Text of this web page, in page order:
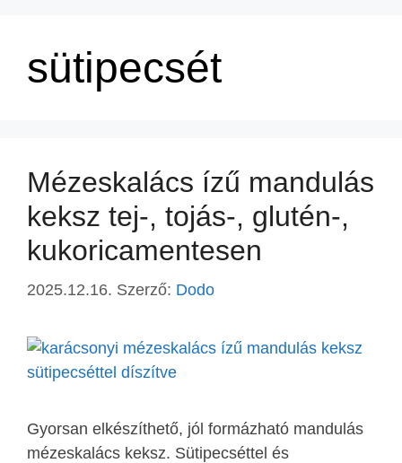
sütipecsét
Mézeskalács ízű mandulás
keksz tej-, tojás-, glutén-,
kukoricamentesen
2025.12.16. Szerző: Dodo
Gyorsan elkészíthető, jól formázható mandulás
mézeskalács keksz. Sütipecséttel és